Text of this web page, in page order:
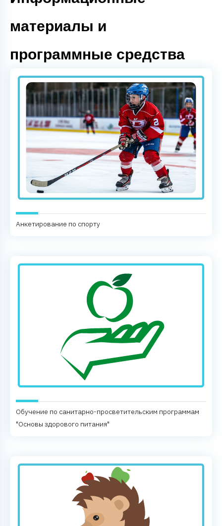
материалы и
программные средства
Анкетирование по спорту
Обучение по санитарно-просветительским программам
"Основы здорового питания"